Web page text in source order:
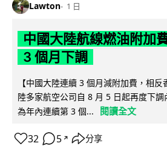
Lawton 1 日
中國大陸航線燃油附加
3 個月下調
【中國大陸連續 3 個月減附加費，相
陸多家航空公司自 8 月 5 日起再度下調
為年內連續第 3 個...
閱讀全文
32 5 ↗ 分享